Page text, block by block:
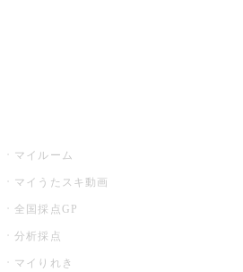
マイルーム
マイうたスキ動画
全国採点GP
分析採点
マイりれき